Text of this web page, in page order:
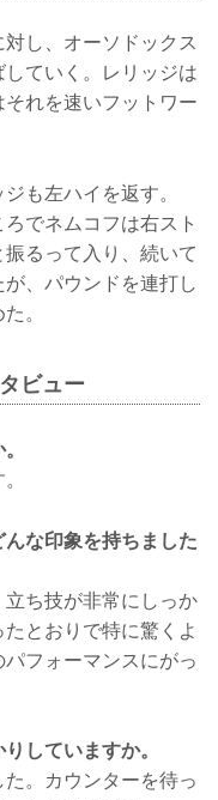
し、オーソドックス
ていく。レリッジは
れを速いフットワー
も左ハイを返す。
でネムコフは右スト
るって入り、続いて
、パウンドを連打し
。
ビュー
な印象を持ちました
ち技が非常にしっか
とおりで特に驚くよ
フォーマンスにがっ
していますか。
。カウンターを待っ